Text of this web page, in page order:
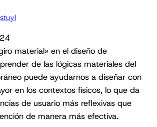
material» en el diseño de
de las lógicas materiales del
puede ayudarnos a diseñar con
en los contextos físicos, lo que da
de usuario más reflexivas que
de manera más efectiva.